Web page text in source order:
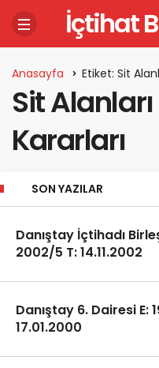
İçtihat
Anasayfa Etiket: Sit
Sit
Kararları
SON YAZILAR
Danıştay İçtihadı
2002/5 T: 14.11.2002
Danıştay 6. Dairesi E:
17.01.2000